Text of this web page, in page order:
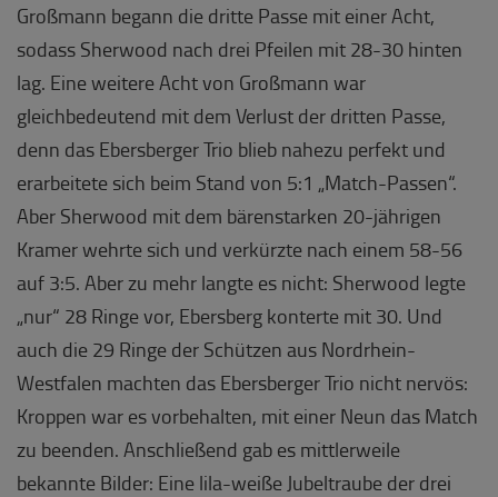
Großmann begann die dritte Passe mit einer Acht,
sodass Sherwood nach drei Pfeilen mit 28-30 hinten
lag. Eine weitere Acht von Großmann war
gleichbedeutend mit dem Verlust der dritten Passe,
denn das Ebersberger Trio blieb nahezu perfekt und
erarbeitete sich beim Stand von 5:1 „Match-Passen“.
Aber Sherwood mit dem bärenstarken 20-jährigen
Kramer wehrte sich und verkürzte nach einem 58-56
auf 3:5. Aber zu mehr langte es nicht: Sherwood legte
„nur“ 28 Ringe vor, Ebersberg konterte mit 30. Und
auch die 29 Ringe der Schützen aus Nordrhein-
Westfalen machten das Ebersberger Trio nicht nervös:
Kroppen war es vorbehalten, mit einer Neun das Match
zu beenden. Anschließend gab es mittlerweile
bekannte Bilder: Eine lila-weiße Jubeltraube der drei